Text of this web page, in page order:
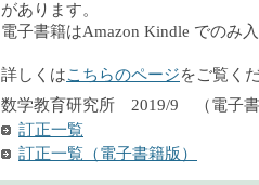
があります。
電子書籍はAmazon Kindle でのみ
詳しくはこちらのページをご覧く
数学教育研究所 2019/9 （電子書
訂正一覧
訂正一覧（電子書籍版）